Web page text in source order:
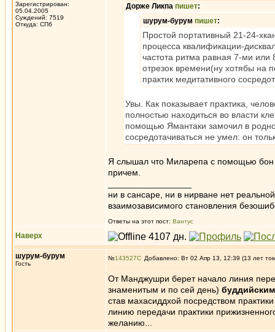
Зарегистрирован:
05.04.2005
Суждений: 7519
Откуда: СПб
Дорже Ликпа пишет:
шурум-бурум пишет:
Простой портативный 21-24-
процесса квалификации-
частота ритма равная 7-ми
отрезок времени(ну хотябы на
практик медитативного
Увы. Как показывает практика,
полностью находиться во власти
помощью Ямантаки замочил в
сосредотачиваться не умел: он
Я слышал что Миларепа с помощью бон
причем.
ни в сансаре, ни в нирване нет
взаимозависимого становления
Ответы на этот пост: Вантус
Наверх
шурум-бурум
Гость
№143527 Добавлено: Вт 02 Апр 13, 12:39 (13 лет
От Манджушри берет начало линия
знаменитым и по сей день) буддийским
став махасиддхой посредством
линию передачи практики
желанию...